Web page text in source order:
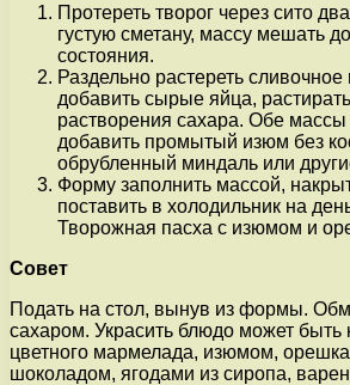
Протереть творог через сито
густую сметану, массу мешать
состояния.
Раздельно растереть
добавить сырые яйца,
растворения сахара. Обе массы
добавить промытый изюм без
обрубленный миндаль или
Форму заполнить массой,
поставить в холодильник на
Творожная пасха с изюмом и
Совет
Подать на стол, вынув из формы.
сахаром. Украсить блюдо может быть
цветного мармелада, изюмом,
шоколадом, ягодами из сиропа,